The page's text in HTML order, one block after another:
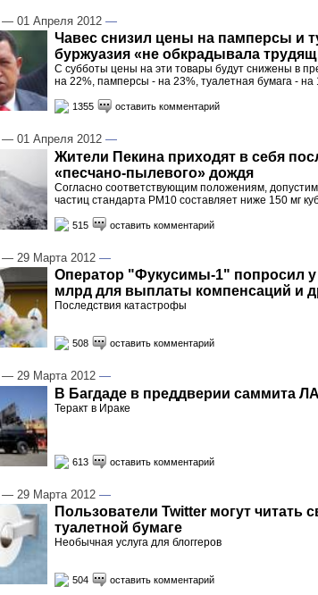
— 01 Апреля 2012 —
Чавес снизил цены на памперсы и
буржуазия «не обкрадывала
С субботы цены на эти товары будут снижены в
на 22%, памперсы - на 23%, туалетная бумага - на
1355 оставить комментарий
— 01 Апреля 2012 —
Жители Пекина приходят в себя
«песчано-пылевого» дождя
Согласно соответствующим положениям,
частиц стандарта PM10 составляет ниже 150 мг
515 оставить комментарий
— 29 Марта 2012 —
Оператор "Фукусимы-1" попросил у
млрд для выплаты компенсаций и
Последствия катастрофы
508 оставить комментарий
— 29 Марта 2012 —
В Багдаде в преддверии саммита
Теракт в Ираке
613 оставить комментарий
— 29 Марта 2012 —
Пользователи Twitter могут читать
туалетной бумаге
Необычная услуга для блоггеров
504 оставить комментарий